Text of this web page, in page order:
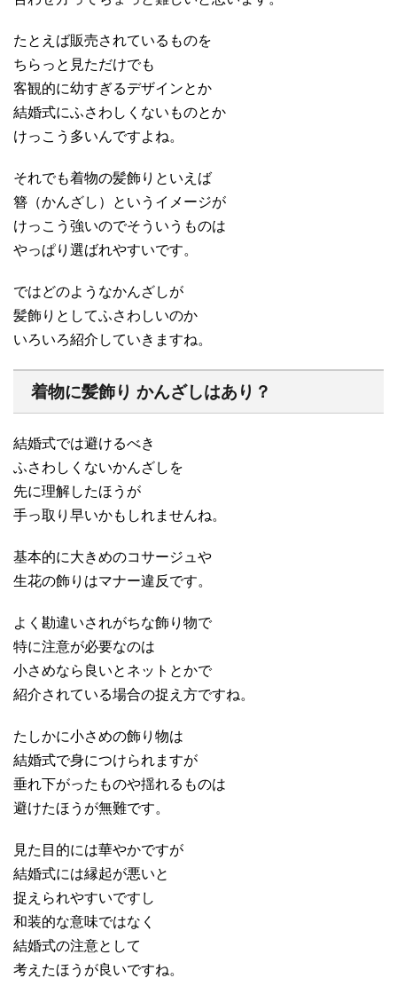
たとえば販売されているものを
ちらっと見ただけでも
客観的に幼すぎるデザインとか
結婚式にふさわしくないものとか
けっこう多いんですよね。
それでも着物の髪飾りといえば
簪（かんざし）というイメージが
けっこう強いのでそういうものは
やっぱり選ばれやすいです。
ではどのようなかんざしが
髪飾りとしてふさわしいのか
いろいろ紹介していきますね。
着物に髪飾り かんざしはあり？
結婚式では避けるべき
ふさわしくないかんざしを
先に理解したほうが
手っ取り早いかもしれませんね。
基本的に大きめのコサージュや
生花の飾りはマナー違反です。
よく勘違いされがちな飾り物で
特に注意が必要なのは
小さめなら良いとネットとかで
紹介されている場合の捉え方ですね。
たしかに小さめの飾り物は
結婚式で身につけられますが
垂れ下がったものや揺れるものは
避けたほうが無難です。
見た目的には華やかですが
結婚式には縁起が悪いと
捉えられやすいですし
和装的な意味ではなく
結婚式の注意として
考えたほうが良いですね。